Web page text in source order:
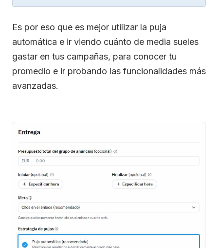
Es por eso que es mejor utilizar la puja
automática e ir viendo cuánto de media sueles
gastar en tus campañas, para conocer tu
promedio e ir probando las funcionalidades más
avanzadas.